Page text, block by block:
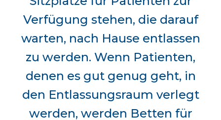
Verfügung stehen, die darauf
warten, nach Hause entlassen
zu werden. Wenn Patienten,
denen es gut genug geht, in
den Entlassungsraum verlegt
werden, werden Betten für